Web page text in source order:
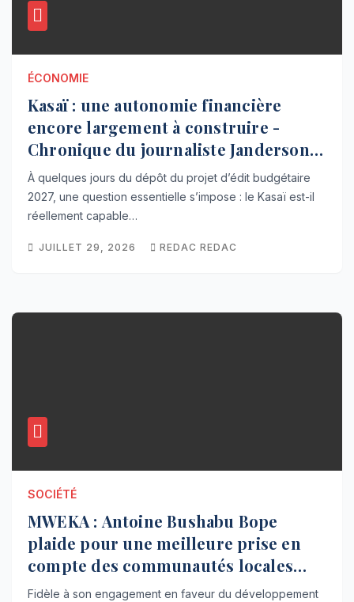
ÉCONOMIE
Kasaï : une autonomie financière
encore largement à construire -
Chronique du journaliste Janderson
Nyembue
À quelques jours du dépôt du projet d’édit budgétaire
2027, une question essentielle s’impose : le Kasaï est-il
réellement capable…
JUILLET 29, 2026 REDAC REDAC
SOCIÉTÉ
MWEKA : Antoine Bushabu Bope
plaide pour une meilleure prise en
compte des communautés locales
dans la réforme sur le crédit carbone.
Fidèle à son engagement en faveur du développement